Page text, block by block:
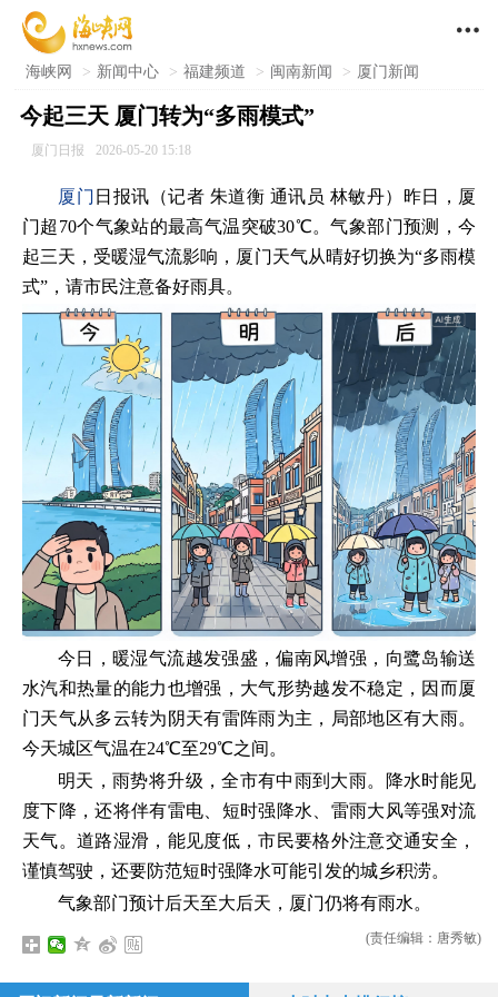

海峡网 > 新闻中心 > 福建频道 > 闽南新闻 > 厦门新闻
今起三天 厦门转为“多雨模式”
厦门日报 2026-05-20 15:18
厦门 日报讯（记者 朱道衡 通讯员 林敏丹）昨日，厦
门超70个气象站的最高气温突破30℃。气象部门预测，今
起三天，受暖湿气流影响，厦门天气从晴好切换为“多雨模
式”，请市民注意备好雨具。
今日，暖湿气流越发强盛，偏南风增强，向鹭岛输送
水汽和热量的能力也增强，大气形势越发不稳定，因而厦
门天气从多云转为阴天有雷阵雨为主，局部地区有大雨。
今天城区气温在24℃至29℃之间。
明天，雨势将升级，全市有中雨到大雨。降水时能见
度下降，还将伴有雷电、短时强降水、雷雨大风等强对流
天气。道路湿滑，能见度低，市民要格外注意交通安全，
谨慎驾驶，还要防范短时强降水可能引发的城乡积涝。
气象部门预计后天至大后天，厦门仍将有雨水。
(责任编辑：唐秀敏)